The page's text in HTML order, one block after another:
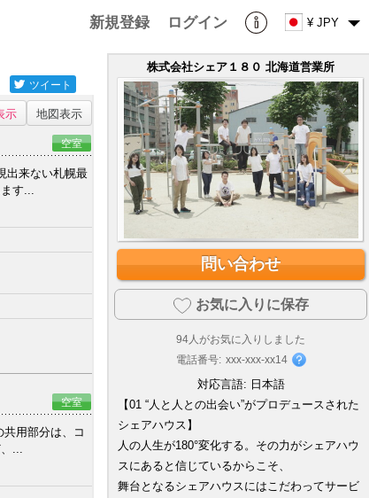
新規登録 ログイン ¥ JPY
ツイート
示 地図表示
空室
出来ない札幌最
す...
空室
用部分は、コ
...
株式会社シェア１８０ 北海道営業所
問い合わせ
お気に入りに保存
94 人がお気に入りしました
電話番号: xxx-xxx-xx14
対応言語: 日本語
【01 “人と人との出会い”がプロデュースされた
シェアハウス】
人の人生が180°変化する。その力がシェアハウ
スにあると信じているからこそ、
舞台となるシェアハウスにはこだわってサービ